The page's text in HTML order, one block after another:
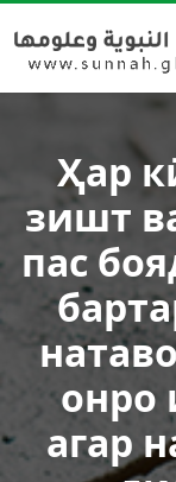
Ҳар
зишт
пас
онро
агар